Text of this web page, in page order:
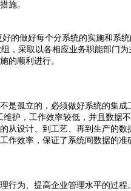
施。
做好每个分系统的实施和系
，采取以各相应业务职能部门
的顺利进行。
孤立的，必须做好系统的集成
维护，工作效率较低，并且数
从设计、到工艺、再到生产的
作效率，保证了系统间数据的准
为、提高企业管理水平的过程